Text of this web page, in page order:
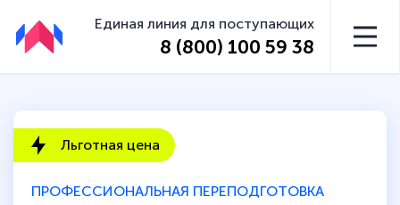
Единая линия для поступающих
8 (800) 100 59 38
ПРОФЕССИОНАЛЬНАЯ ПЕРЕПОДГОТОВКА
Льготная цена